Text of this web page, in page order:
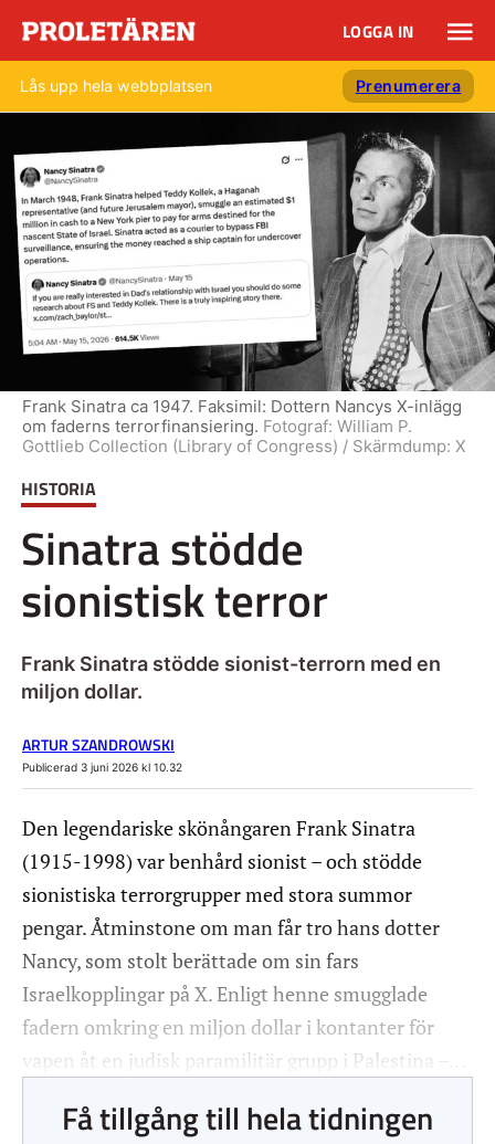
LOGGA IN
Lås upp hela webbplatsen Prenumerera
HISTORIA
Sinatra stödde
sionistisk terror
Frank Sinatra stödde sionist-terrorn med en
miljon dollar.
Frank Sinatra ca 1947. Faksimil: Dottern Nancys X-inlägg
om faderns terrorfinansiering. Fotograf: William P.
Gottlieb Collection (Library of Congress) / Skärmdump: X
ARTUR SZANDROWSKI
Publicerad 3 juni 2026 kl 10.32
Den legendariske skönångaren Frank Sinatra
(1915-1998) var benhård sionist – och stödde
sionistiska terrorgrupper med stora summor
pengar. Åtminstone om man får tro hans dotter
Nancy, som stolt berättade om sin fars
Israelkopplingar på X. Enligt henne smugglade
fadern omkring en miljon dollar i kontanter för
vapen åt en judisk paramilitär grupp i Palestina –…
Få tillgång till hela tidningen